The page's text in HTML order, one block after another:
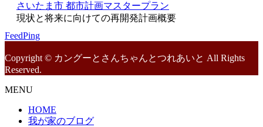
さいたま市 都市計画マスタープラン
現状と将来に向けての再開発計画概要
FeedPing
Copyright © カングーとさんちゃんとつれあいと All Rights
Reserved.
MENU
HOME
我が家のブログ